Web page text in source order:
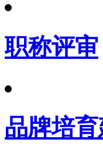
职称评审
品牌培